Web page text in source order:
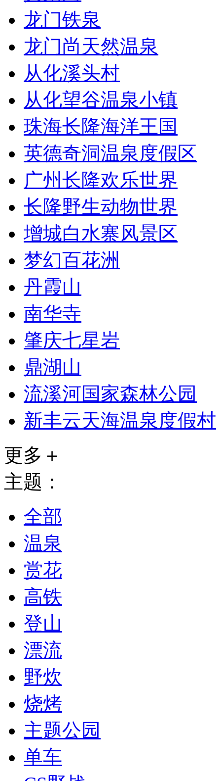
龙门铁泉
龙门尚天然温泉
从化溪头村
从化望谷温泉小镇
珠海长隆海洋王国
英德奇洞温泉度假区
广州长隆欢乐世界
长隆野生动物世界
增城白水寨风景区
梦幻百花洲
丹霞山
南华寺
肇庆七星岩
鼎湖山
流溪河国家森林公园
新丰云天海温泉度假村
更多＋
主题：
全部
温泉
赏花
高铁
登山
漂流
野炊
烧烤
主题公园
单车